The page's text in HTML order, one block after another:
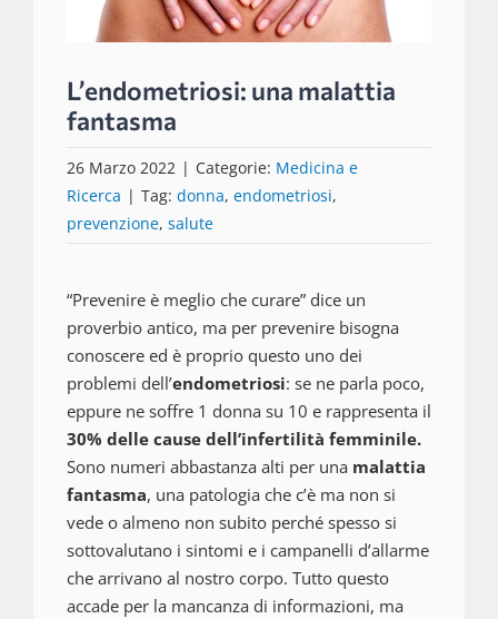
L’endometriosi: una malattia
fantasma
26 Marzo 2022 | Categorie: Medicina e
Ricerca | Tag: donna, endometriosi,
prevenzione, salute
“Prevenire è meglio che curare” dice un
proverbio antico, ma per prevenire bisogna
conoscere ed è proprio questo uno dei
problemi dell’endometriosi: se ne parla poco,
eppure ne soffre 1 donna su 10 e rappresenta il
30% delle cause dell’infertilità femminile.
Sono numeri abbastanza alti per una malattia
fantasma, una patologia che c’è ma non si
vede o almeno non subito perché spesso si
sottovalutano i sintomi e i campanelli d’allarme
che arrivano al nostro corpo. Tutto questo
accade per la mancanza di informazioni, ma